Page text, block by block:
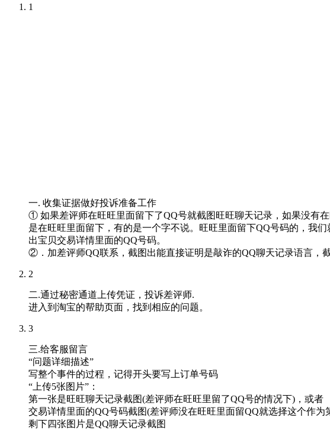
1
一. 收集证据做好投诉准备工作
① 如果差评师在旺旺里面留下了QQ号就截图旺旺聊天记录，如果没有
是在旺旺里面留下，有的是一个字不说。旺旺里面留下QQ号码的，我
出宝贝交易详情里面的QQ号码。
②．加差评师QQ联系，截图出能直接证明是敲诈的QQ聊天记录语言，
2
二.通过秘密通道上传凭证，投诉差评师.
进入到淘宝的帮助页面，找到相应的问题。
3
三.给客服留言
“问题详细描述”
写整个事件的过程，记得开头要写上订单号码
“上传5张图片”：
第一张是旺旺聊天记录截图(差评师在旺旺里留了QQ号的情况下)，或者
交易详情里面的QQ号码截图(差评师没在旺旺里面留QQ就选择这个作为
剩下四张图片是QQ聊天记录截图